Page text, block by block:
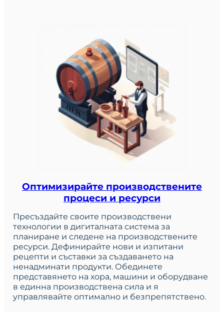
Оптимизирайте производствените
процеси и ресурси
Пресъздайте своите производствени
технологии в дигиталната система за
планиране и следене на производствените
ресурси. Дефинирайте нови и изпитани
рецепти и съставки за създаването на
ненадминати продукти. Обединете
представянето на хора, машини и оборудване
в единна производствена сила и я
управлявайте оптимално и безпрепятствено.